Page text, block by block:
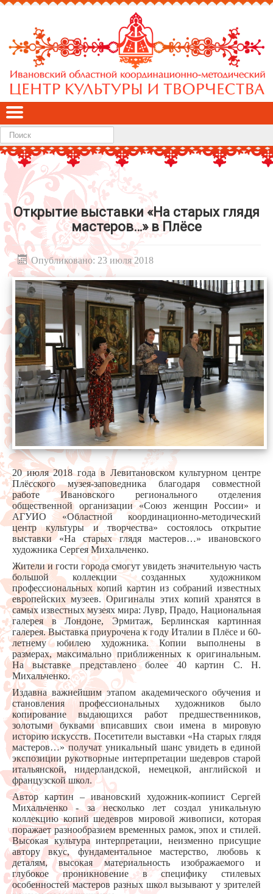
Найти
Открытие выставки «На старых глядя
мастеров…» в Плёсе
Опубликовано: 23 июля 2018
20 июля 2018 года в Левитановском культурном центре
Плёсского музея-заповедника благодаря совместной
работе Ивановского регионального отделения
общественной организации «Союз женщин России» и
АГУИО «Областной координационно-методический
центр культуры и творчества» состоялось открытие
выставки «На старых глядя мастеров…» ивановского
художника Сергея Михальченко.
Жители и гости города смогут увидеть значительную часть
большой коллекции созданных художником
профессиональных копий картин из собраний известных
европейских музеев. Оригиналы этих копий хранятся в
самых известных музеях мира: Лувр, Прадо, Национальная
галерея в Лондоне, Эрмитаж, Берлинская картинная
галерея. Выставка приурочена к году Италии в Плёсе и 60-
летнему юбилею художника. Копии выполнены в
размерах, максимально приближенных к оригинальным.
На выставке представлено более 40 картин С. Н.
Михальченко.
Издавна важнейшим этапом академического обучения и
становления профессиональных художников было
копирование выдающихся работ предшественников,
золотыми буквами вписавших свои имена в мировую
историю искусств. Посетители выставки «На старых глядя
мастеров…» получат уникальный шанс увидеть в единой
экспозиции рукотворные интерпретации шедевров старой
итальянской, нидерландской, немецкой, английской и
французской школ.
Автор картин – ивановский художник-копиист Сергей
Михальченко - за несколько лет создал уникальную
коллекцию копий шедевров мировой живописи, которая
поражает разнообразием временных рамок, эпох и стилей.
Высокая культура интерпретации, неизменно присущие
автору вкус, фундаментальное мастерство, любовь к
деталям, высокая материальность изображаемого и
глубокое проникновение в специфику стилевых
особенностей мастеров разных школ вызывают у зрителей